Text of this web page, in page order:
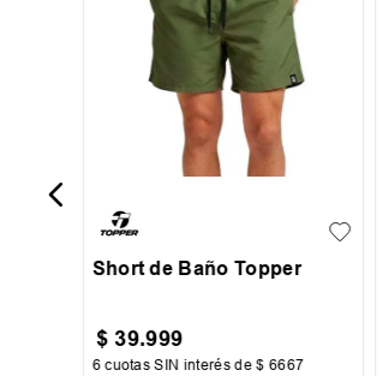
XL
Short de Baño Topper
$ 39.999
6 cuotas SIN interés de$ 6667